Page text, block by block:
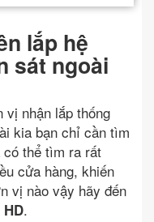
lắp hệ
sát ngoài
vị nhận lắp thống
kia bạn chỉ cần tìm
có thể tìm ra rất
cửa hàng, khiến
vị nào vậy hãy đến
.